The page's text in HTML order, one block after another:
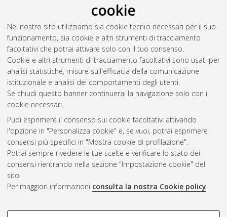
cookie
Nel nostro sito utilizziamo sia cookie tecnici necessari per il suo
funzionamento, sia cookie e altri strumenti di tracciamento
facoltativi che potrai attivare solo con il tuo consenso.
Cookie e altri strumenti di tracciamento facoltativi sono usati per
analisi statistiche, misure sull'efficacia della comunicazione
istituzionale e analisi dei comportamenti degli utenti.
Se chiudi questo banner continuerai la navigazione solo con i
cookie necessari.
Puoi esprimere il consenso sui cookie facoltativi attivando
l'opzione in "Personalizza cookie" e, se vuoi, potrai esprimere
consensi più specifici in "Mostra cookie di profilazione".
Potrai sempre rivedere le tue scelte e verificare lo stato dei
consensi rientrando nella sezione "Impostazione cookie" del
sito.
Per maggiori informazioni consulta la nostra Cookie policy.
COOKIE DI PROFILAZIONE -
Gestione del documento:
Atom
Rss 1.0
Rss 2.0
ISSN: 2038-7946
Impostazioni Cookie